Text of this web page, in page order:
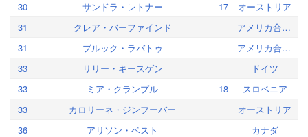
30
サンドラ・レトナー 17
オーストリア
31
クレア・バーファインド
アメリカ合衆国
31
ブルック・ラバトゥ
アメリカ合衆国
33
リリー・キースゲン
ドイツ
33
ミア・クランプル 18
スロベニア
33
カロリーネ・ジンフーバー
オーストリア
36
アリソン・ベスト
カナダ